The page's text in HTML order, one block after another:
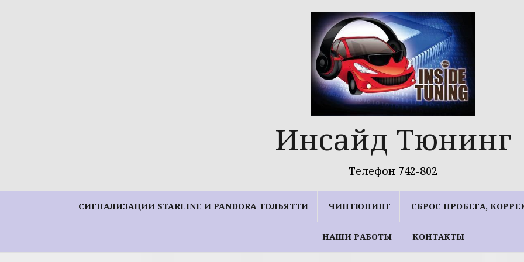
Инсайд Тюнинг
Телефон 742-802
СИГНАЛИЗАЦИИ STARLINE И PANDORA ТОЛЬЯТТИ ЧИПТЮНИНГ СБРОС ПРОБЕГА,
НАШИ РАБОТЫ КОНТАКТЫ